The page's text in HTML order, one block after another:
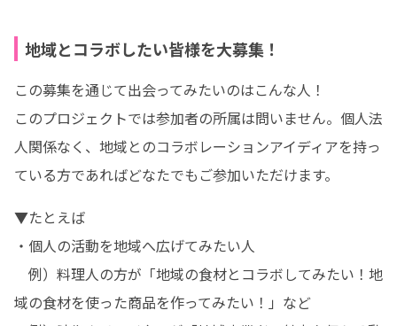
地域とコラボしたい皆様を大募集！
この募集を通じて出会ってみたいのはこんな人！
このプロジェクトでは参加者の所属は問いません。個人法
人関係なく、地域とのコラボレーションアイディアを持っ
ている方であればどなたでもご参加いただけます。
▼たとえば
・個人の活動を地域へ広げてみたい人
例）料理人の方が「地域の食材とコラボしてみたい！地
域の食材を使った商品を作ってみたい！」など